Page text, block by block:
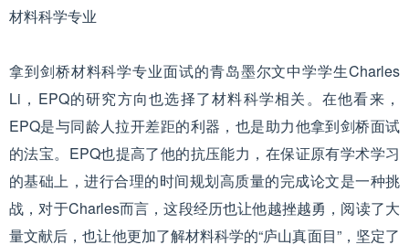
材料科学专业
拿到剑桥材料科学专业面试的青岛墨尔文中学学生Charles
Li，EPQ的研究方向也选择了材料科学相关。在他看来，
EPQ是与同龄人拉开差距的利器，也是助力他拿到剑桥面试
的法宝。EPQ也提高了他的抗压能力，在保证原有学术学习
的基础上，进行合理的时间规划高质量的完成论文是一种挑
战，对于Charles而言，这段经历也让他越挫越勇，阅读了大
量文献后，也让他更加了解材料科学的“庐山真面目”，坚定了